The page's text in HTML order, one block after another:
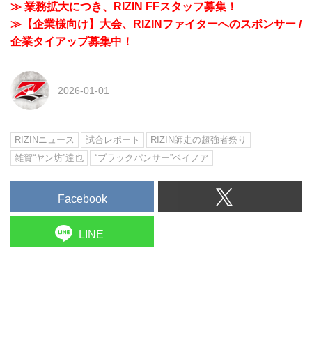
≫ 業務拡大につき、RIZIN FFスタッフ募集！
≫【企業様向け】大会、RIZINファイターへのスポンサー /
企業タイアップ募集中！
2026-01-01
RIZINニュース 試合レポート
RIZIN師走の超強者祭り
雑賀“ヤン坊”達也
“ブラックパンサー”ベイノア
Facebook
LINE